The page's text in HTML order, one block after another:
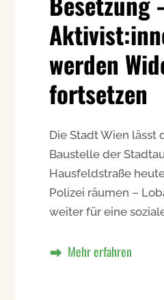
werden
fortsetzen
Die Stadt Wien lässt
Baustelle der
Hausfeldstraße
Polizei räumen –
weiter für eine